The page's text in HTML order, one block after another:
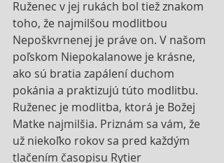
Ruženec v jej rukách bol tiež znakom
toho, že najmilšou modlitbou
Nepoškvrnenej je práve on. V našom
poľskom Niepokalanowe je krásne,
ako sú bratia zapálení duchom
pokánia a praktizujú túto modlitbu.
Ruženec je modlitba, ktorá je Božej
Matke najmilšia. Priznám sa vám, že
už niekoľko rokov sa pred každým
tlačením časopisu Rytier